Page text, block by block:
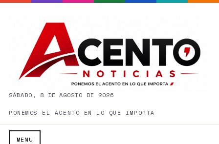
SÁBADO, 8 DE AGOSTO DE 2026
PONEMOS EL ACENTO EN LO QUE IMPORTA
MENÚ